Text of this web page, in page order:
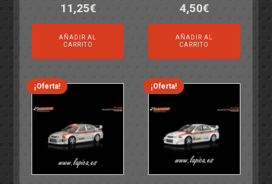
El
precio
original
era:
14,30€.
11,25€El
precio
actual
es:
11,25€.
AÑADIR AL
CARRITO
El
precio
original
era:
6,00€.
4,50€El
precio
actual
es:
4,50€.
AÑADIR AL
CARRITO
¡Oferta! ¡Oferta!